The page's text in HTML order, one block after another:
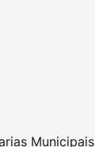
Municipais